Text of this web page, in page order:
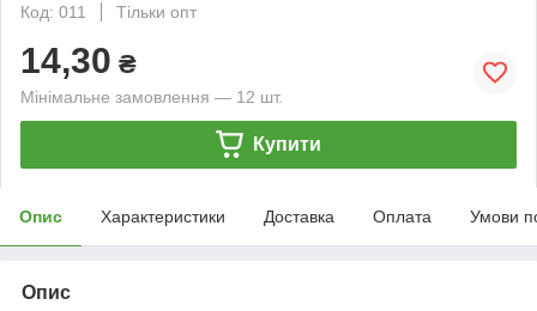
Код: 011
Тільки опт
14,30 ₴
Мінімальне замовлення — 12 шт.
Купити
Опис Характеристики Доставка Оплата Умови
Опис